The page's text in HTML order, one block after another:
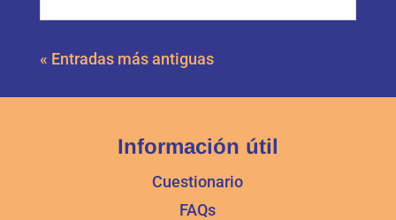
« Entradas más antiguas
Información útil
Cuestionario
FAQs